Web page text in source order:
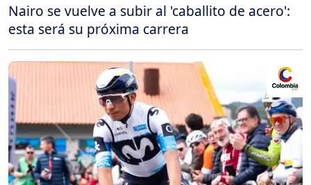
Nairo se vuelve a subir al 'caballito de acero':
esta será su próxima carrera